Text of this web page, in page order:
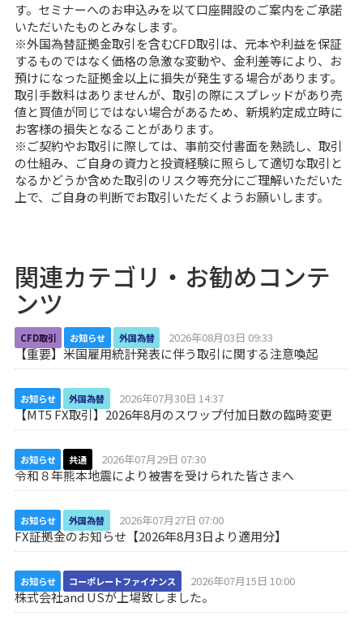
す。セミナーへのお申込みを以て口座開設のご案内をご承諾
いただいたものとみなします。
※外国為替証拠金取引を含むCFD取引は、元本や利益を保証
するものではなく価格の急激な変動や、金利差等により、お
預けになった証拠金以上に損失が発生する場合があります。
取引手数料はありませんが、取引の際にスプレッドがあり売
値と買値が同じではない場合があるため、新規約定成立時に
お客様の損失となることがあります。
※ご契約やお取引に際しては、事前交付書面を熟読し、取引
の仕組み、ご自身の資力と投資経験に照らして適切な取引と
なるかどうか含めた取引のリスク等充分にご理解いただいた
上で、ご自身の判断でお取引いただくようお願いします。
関連カテゴリ・お勧めコンテ
ンツ
CFD取引 お知らせ 外国為替 2026年08月03日 09:33
【重要】米国雇用統計発表に伴う取引に関する注意喚起
お知らせ 外国為替 2026年07月30日 14:37
【MT5 FX取引】2026年8月のスワップ付加日数の臨時変更
お知らせ 共通 2026年07月29日 07:30
令和８年熊本地震により被害を受けられた皆さまへ
お知らせ 外国為替 2026年07月27日 07:00
FX証拠金のお知らせ【2026年8月3日より適用分】
お知らせ コーポレートファイナンス 2026年07月15日 10:00
株式会社and USが上場致しました。